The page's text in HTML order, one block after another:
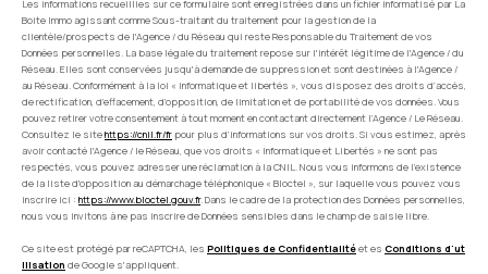
Les informations recueillies sur ce formulaire sont enregistrées dans un fichier informatisé par La
Boite Immo agissant comme Sous-traitant du traitement pour la gestion de la
clientèle/prospects de l'Agence / du Réseau qui reste Responsable du Traitement de vos
Données personnelles. La base légale du traitement repose sur l'intérêt légitime de l'Agence / du
Réseau. Elles sont conservées jusqu'à demande de suppression et sont destinées à l'Agence /
au Réseau. Conformément à la loi « informatique et libertés », vous disposez des droits d’accès,
de rectification, d’effacement, d’opposition, de limitation et de portabilité de vos données. Vous
pouvez retirer votre consentement à tout moment en contactant directement l’Agence / Le Réseau.
Consultez le sitehttps://cnil.fr/fr pour plus d’informations sur vos droits. Si vous estimez, après
avoir contacté l'Agence / le Réseau, que vos droits « Informatique et Libertés » ne sont pas
respectés, vous pouvez adresser une réclamation à la CNIL. Nous vous informons de l’existence
de la liste d'opposition au démarchage téléphonique « Bloctel », sur laquelle vous pouvez vous
inscrire ici : https://www.bloctel.gouv.fr. Dans le cadre de la protection des Données personnelles,
nous vous invitons à ne pas inscrire de Données sensibles dans le champ de saisie libre.
Ce site est protégé par reCAPTCHA, les Politiques de Confidentialitéet es Conditions d'ut
ilisation de Google s'appliquent.